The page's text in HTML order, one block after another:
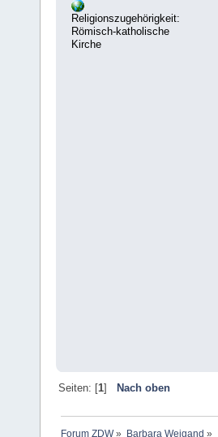
Religionszugehörigkeit:
Römisch-katholische
Kirche
Seiten: [1] Nach oben
Forum ZDW» Barbara Weigand »